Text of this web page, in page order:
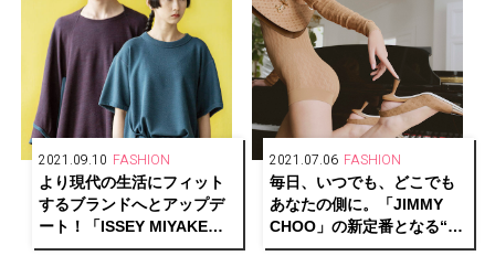
2021.09.10 FASHION
より現代の生活にフィット
するブランドへとアップデ
ート！「ISSEY MIYAKE」
の新生「HaaT」が特別展示
2021.07.06 FASHION
毎日、いつでも、どこでも
あなたの側に。「JIMMY
CHOO」の新定番となる“コ
ア・コレクション”がローン